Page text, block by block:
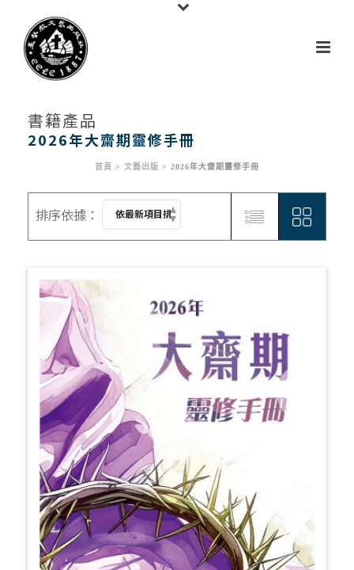
書籍產品
首頁 > 文藝出版 > 2026年大齋期靈修手冊
2026年大齋期靈修手冊